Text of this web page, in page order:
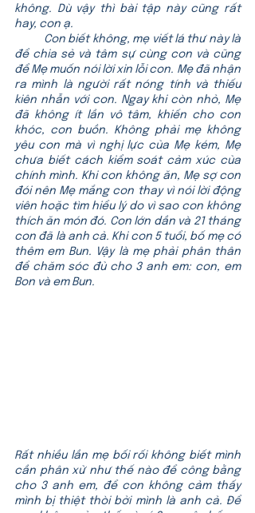
không. Dù vậy thì bài tập này cũng rất
hay, con ạ.
để chia sẻ và tâm sự cùng con và cũng
để Mẹ muốn nói lời xin lỗi con. Mẹ đã nhận
ra mình là người rất nóng tính và thiếu
kiên nhẫn với con. Ngay khi còn nhỏ, Mẹ
đã không ít lần vô tâm, khiến cho con
khóc, con buồn. Không phải mẹ không
yêu con mà vì nghị lực của Mẹ kém, Mẹ
chưa biết cách kiểm soát cảm xúc của
chính mình. Khi con không ăn, Mẹ sợ con
đói nên Mẹ mắng con thay vì nói lời động
viên hoặc tìm hiểu lý do vì sao con không
thích ăn món đó. Con lớn dần và 21 tháng
con đã là anh cả. Khi con 5 tuổi, bố mẹ có
thêm em Bun. Vậy là mẹ phải phân thân
để chăm sóc đủ cho 3 anh em: con, em
Bon và em Bun.
Rất nhiều lần mẹ bối rối không biết mình
cần phân xử như thế nào để công bằng
cho 3 anh em, để con không cảm thấy
mình bị thiệt thòi bởi mình là anh cả. Để